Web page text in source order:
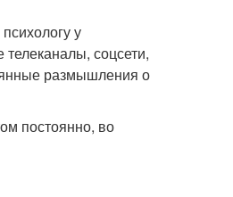
у
соцсети,
размышления о
постоянно, во